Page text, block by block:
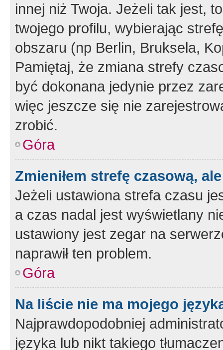
innej niż Twoja. Jeżeli tak jest,
twojego profilu, wybierając
obszaru (np Berlin, Bruksela,
Pamiętaj, że zmiana strefy
być dokonana jedynie przez
więc jeszcze się nie
zrobić.
Góra
Zmieniłem strefę czasową,
Jeżeli ustawiona strefa czasu
a czas nadal jest wyświetlany
ustawiony jest zegar na
naprawił ten problem.
Góra
Na liście nie ma mojego
Najprawdopodobniej
języka lub nikt takiego